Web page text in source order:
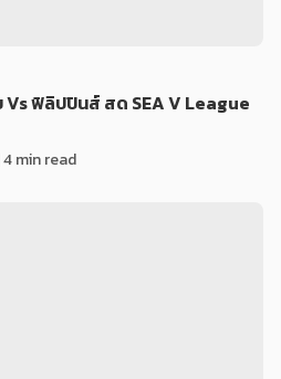
ฟิลิปปินส์ สด SEA V League
4 min read